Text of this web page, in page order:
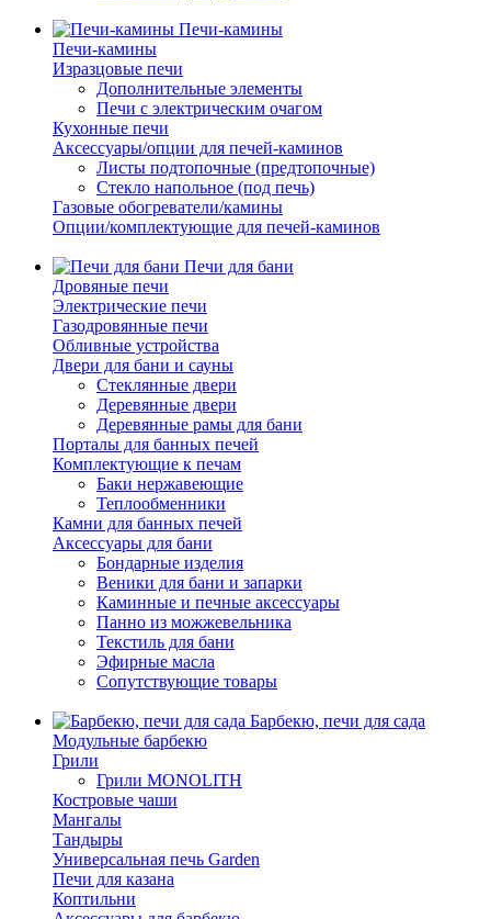
Печи-камины
Печи-камины
Изразцовые печи
Дополнительные элементы
Печи с электрическим очагом
Кухонные печи
Аксессуары/опции для печей-каминов
Листы подтопочные (предтопочные)
Стекло напольное (под печь)
Газовые обогреватели/камины
Опции/комплектующие для печей-каминов
Печи для бани
Дровяные печи
Электрические печи
Газодровянные печи
Обливные устройства
Двери для бани и сауны
Стеклянные двери
Деревянные двери
Деревянные рамы для бани
Порталы для банных печей
Комплектующие к печам
Баки нержавеющие
Теплообменники
Камни для банных печей
Аксессуары для бани
Бондарные изделия
Веники для бани и запарки
Каминные и печные аксессуары
Панно из можжевельника
Текстиль для бани
Эфирные масла
Сопутствующие товары
Барбекю, печи для сада
Модульные барбекю
Грили
Грили MONOLITH
Костровые чаши
Мангалы
Тандыры
Универсальная печь Garden
Печи для казана
Коптильни